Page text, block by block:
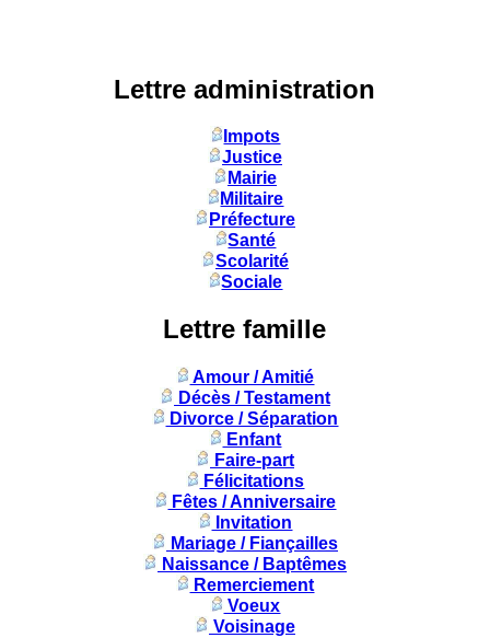
Lettre administration
Impots
Justice
Mairie
Militaire
Préfecture
Santé
Scolarité
Sociale
Lettre famille
Amour / Amitié
Décès / Testament
Divorce / Séparation
Enfant
Faire-part
Félicitations
Fêtes / Anniversaire
Invitation
Mariage / Fiançailles
Naissance / Baptêmes
Remerciement
Voeux
Voisinage